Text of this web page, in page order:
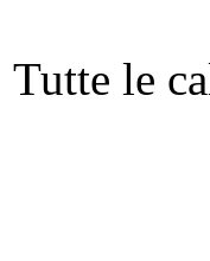
Tutte le